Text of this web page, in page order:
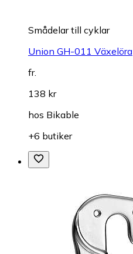
Smådelar till cyklar
Union GH-011 Växelöra
fr.
138 kr
hos Bikable
+6 butiker